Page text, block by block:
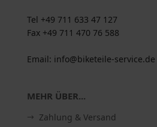
Tel +49 711 633 47 127
Fax +49 711 470 76 588
Email: info@biketeile-service.de
MEHR ÜBER...
Zahlung & Versand